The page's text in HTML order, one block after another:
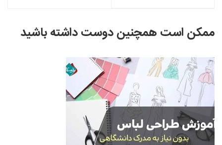
ممکن است همچنین دوست داشته باشید